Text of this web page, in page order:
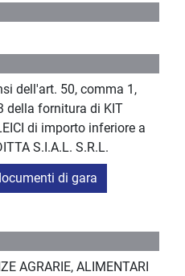
dell'art. 50, comma 1,
della fornitura di KIT
di importo inferiore a
S.I.A.L. S.R.L.
di gara
AGRARIE, ALIMENTARI